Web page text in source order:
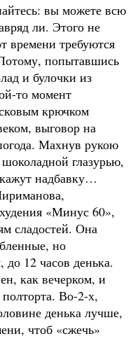
вы можете всю
ли. Этого не
времени требуются
попытавшись
и булочки из
то момент
крючком
выговор на
Махнув рукою
глазурью,
надбавку…
«Минус 60»,
сладостей. Она
но
12 часов денька.
как вечерком, и
Во-2-х,
денька лучше,
чтоб «сжечь»